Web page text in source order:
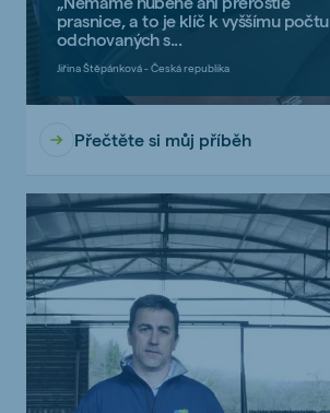
prasnice, a to je klíč k vyššímu počtu
odchovaných s...
Jiřina Štěpánková - Česká republika
Přečtěte si můj příběh